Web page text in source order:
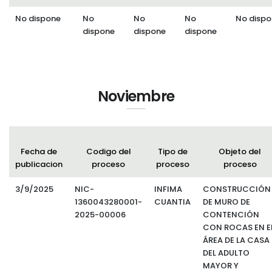
No dispone
No
dispone
No
dispone
No
dispone
No
Noviembre
Fecha de
publicacion
Codigo del
proceso
Tipo de
proceso
Objeto del
proceso
3/9/2025
NIC-
1360043280001-
2025-00006
INFIMA
CUANTIA
CONSTRUCCIÓN
DE MURO DE
CONTENCIÓN
CON ROCAS EN
ÁREA DE LA CASA
DEL ADULTO
MAYOR Y